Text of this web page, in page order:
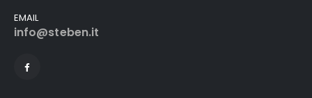
EMAIL
info@steben.it